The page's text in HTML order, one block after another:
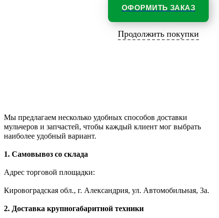
ОФОРМИТЬ ЗАКАЗ
Продолжить покупки
Мы предлагаем несколько удобных способов доставки
мульчеров и запчастей, чтобы каждый клиент мог выбрать
наиболее удобный вариант.
1. Самовывоз со склада
Адрес торговой площадки:
Кировоградская обл., г. Александрия, ул. Автомобильная, 3а.
2. Доставка крупногабаритной техники